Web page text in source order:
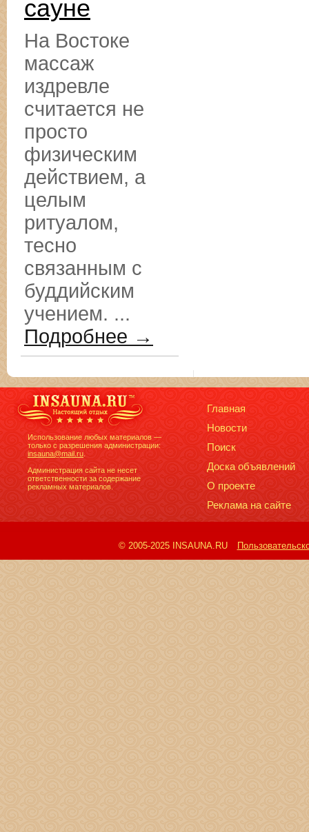
сауне
На Востоке
массаж
издревле
считается не
просто
физическим
действием, а
целым
ритуалом,
тесно
связанным с
буддийским
учением. ...
Подробнее →
Использование любых материалов —
только с разрешения администрации:
insauna@mail.ru
Администрация сайта не несет
ответственности за содержание
рекламных материалов.
Главная
Новости
Поиск
Доска объявлений
О проекте
Реклама на сайте
© 2005-2025 INSAUNA.RU